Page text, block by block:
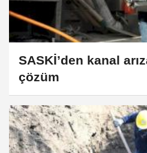
SASKİ’den kanal
çözüm